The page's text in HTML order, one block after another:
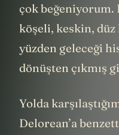
çok beğeniyorum.
köşeli, keskin,
yüzden geleceği
dönüşten çıkmış
Yolda
Delorean’a